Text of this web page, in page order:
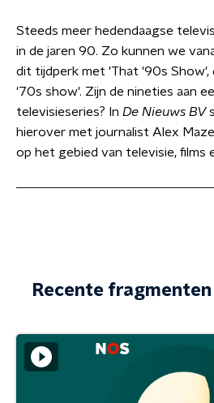
Steeds meer hedendaagse
in de jaren 90. Zo kunnen we
dit tijdperk met 'That '90s Show',
'70s show'. Zijn de nineties aan
televisieseries? In De Nieuws BV
hierover met journalist Alex
op het gebied van televisie, films
Recente fragmenten